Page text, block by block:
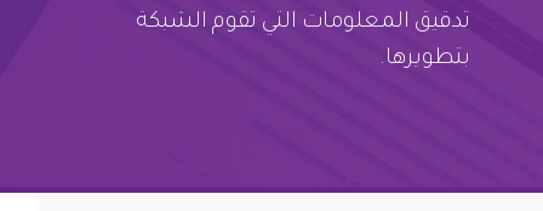
تدقيق المعلومات التي تقوم الشبكة
بتطويرها.